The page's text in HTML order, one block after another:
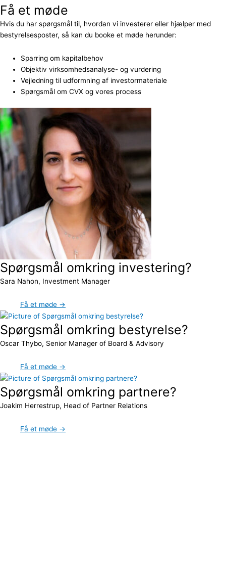
Få et møde
Hvis du har spørgsmål til, hvordan vi investerer eller hjælper med
bestyrelsesposter, så kan du booke et møde herunder:
Sparring om kapitalbehov
Objektiv virksomhedsanalyse- og vurdering
Vejledning til udformning af investormateriale
Spørgsmål om CVX og vores process
Spørgsmål omkring investering?
Sara Nahon, Investment Manager
Få et møde →
Spørgsmål omkring bestyrelse?
Oscar Thybo, Senior Manager of Board & Advisory
Få et møde →
Spørgsmål omkring partnere?
Joakim Herrestrup, Head of Partner Relations
Få et møde →